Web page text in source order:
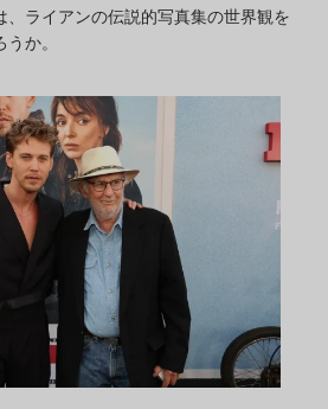
ライアンの伝説的写真集の世界観を
か。